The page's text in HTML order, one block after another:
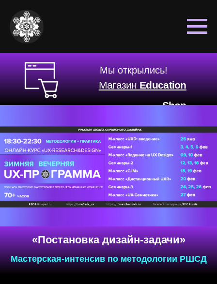
Shop
Мастерская-интенсив по методологии РШСД
«Постановка дизайн-задачи»